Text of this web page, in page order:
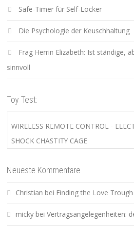
Safe-Timer für Self-Locker
Die Psychologie der Keuschhaltung
Frag Herrin Elizabeth: Ist ständige,
sinnvoll
Toy Test:
WIRELESS REMOTE CONTROL -
SHOCK CHASTITY CAGE
Neueste Kommentare
Christian bei Finding the Love
micky bei Vertragsangelegenheiten: